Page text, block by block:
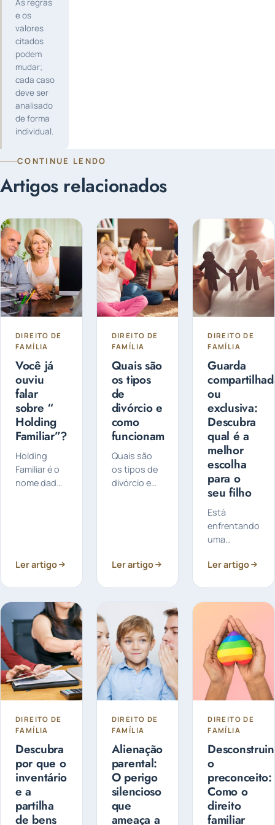
As regras
e os
valores
citados
podem
mudar;
cada caso
deve ser
analisado
de forma
individual.
CONTINUE LENDO
Artigos relacionados
DIREITO DE
FAMÍLIA
Você já
ouviu
falar
sobre “
Holding
Familiar”?
Holding
Familiar é o
nome dado
para
administrá-
lo, de forma
a fazer o
planejamento
sucessório.
Ler artigo
DIREITO DE
FAMÍLIA
Quais são
os tipos
de
divórcio e
como
funcionam
Quais são
os tipos de
divórcio e
forma
extrajudicial
Ler artigo
DIREITO DE
FAMÍLIA
Guarda
ou
exclusiva:
Descubra
qual é a
melhor
escolha
para o
seu filho
Está
enfrentando
uma
preocupado
Entenda as
diferenças
entre
Guarda
Compartilhada
ou Guarda
Exclusiva
Ler artigo
DIREITO DE
FAMÍLIA
Descubra
por que o
inventário
e a
partilha
de bens
DIREITO DE
FAMÍLIA
Alienação
parental:
O perigo
silencioso
que
ameaça a
DIREITO DE
FAMÍLIA
o
preconceito:
Como o
direito
familiar